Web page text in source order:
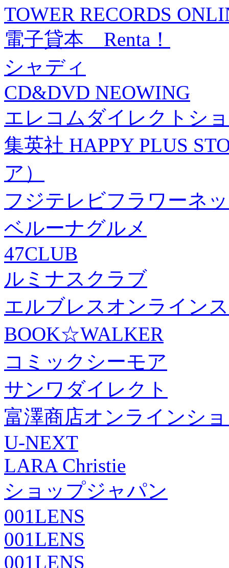
TOWER RECORDS
電子貸本 Renta！
シャディ
CD&DVD NEOWING
エレコムダイレクトシ
集英社 HAPPY PLUS
ア）
フジテレビフラワーネ
ベルーナグルメ
47CLUB
ルミナスクラブ
エルブレスオンライン
BOOK☆WALKER
コミックシーモア
サンワダイレクト
富澤商店オンラインシ
U-NEXT
LARA Christie
ショップジャパン
001LENS
001LENS
001LENS